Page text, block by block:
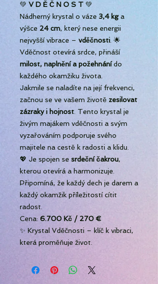
💚 V D Ě Č N O S T 💚
Nádherný krystal o váze 3,4 kga
výšce 24 cm, který nese energii
nejvyšší vibrace – vděčnosti . 🌟
Vděčnost otevírá srdce, přináší
milost, naplnění a požehnánído
každého okamžiku života.
Jakmile se naladíte na její frekvenci,
začnou se ve vašem životě zesilovat
zázraky i hojnost . Tento krystal je
živým majákem vděčnosti a svým
vyzařováním podporuje svého
majitele na cestě k radosti a klidu.
💖 Je spojen se srdeční čakrou,
kterou otevírá a harmonizuje.
Připomíná, že každý dech je darem a
každý okamžik příležitostí cítit
radost.
Cena: 6.700 Kč / 270 €
✨ Krystal Vděčnosti – klíč k vibraci,
která proměňuje život.